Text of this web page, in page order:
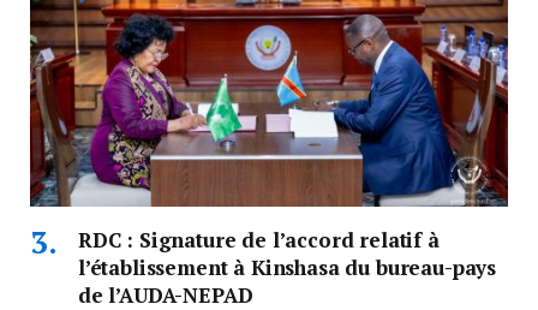
RDC : Signature de l’accord relatif à
l’établissement à Kinshasa du bureau-pays
de l’AUDA-NEPAD